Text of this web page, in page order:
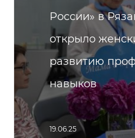
России» в
открыло
развитию
навыков
19.06.25